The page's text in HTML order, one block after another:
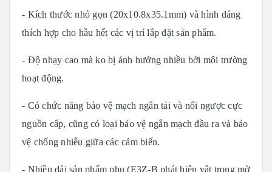
- Kích thước nhỏ gọn (20x10.8x35.1mm) và hình dáng
thích hợp cho hầu hết các vị trí lắp đặt sản phẩm.
- Độ nhạy cao mà ko bị ảnh hưởng nhiều bởi môi trường
hoạt động.
- Có chức năng bảo vệ mạch ngắn tải và nối ngược cực
nguồn cấp, cũng có loại bảo vệ ngắn mạch đầu ra và bảo
vệ chống nhiễu giữa các cảm biến.
- Nhiều dải sản phẩm phụ (E3Z-B phát hiện vật trong mờ